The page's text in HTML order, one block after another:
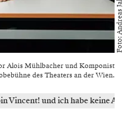
Alois Mühlbacher und Komponist
des Theaters an der Wien.
Foto: Andreas Jakwerth
Vincent! und ich habe keine